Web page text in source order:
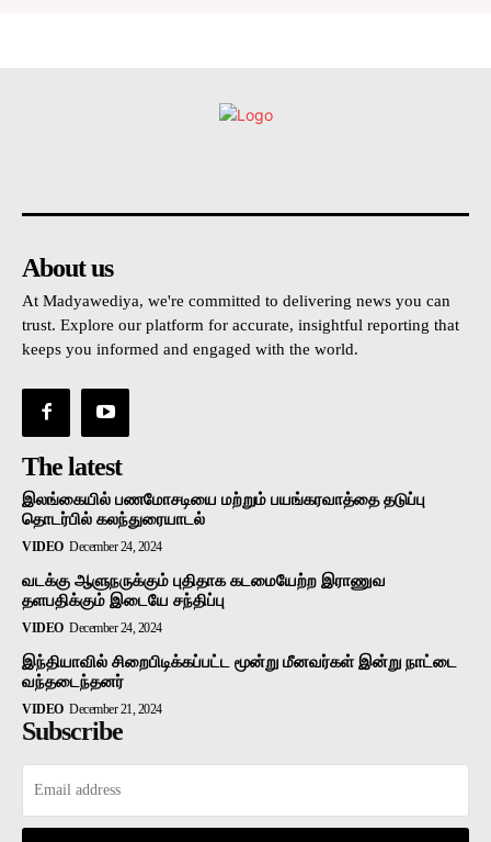
About us
At Madyawediya, we're committed to delivering news you can
trust. Explore our platform for accurate, insightful reporting that
keeps you informed and engaged with the world.
The latest
இலங்கையில் பணமோசடியை மற்றும் பயங்கரவாத்தை தடுப்பு
தொடர்பில் கலந்துரையாடல்
VIDEO December 24, 2024
வடக்கு ஆளுநருக்கும் புதிதாக கடமையேற்ற இராணுவ
தளபதிக்கும் இடையே சந்திப்பு
VIDEO December 24, 2024
இந்தியாவில் சிறைபிடிக்கப்பட்ட மூன்று மீனவர்கள் இன்று நாட்டை
வந்தடைந்தனர்
VIDEO December 21, 2024
Subscribe